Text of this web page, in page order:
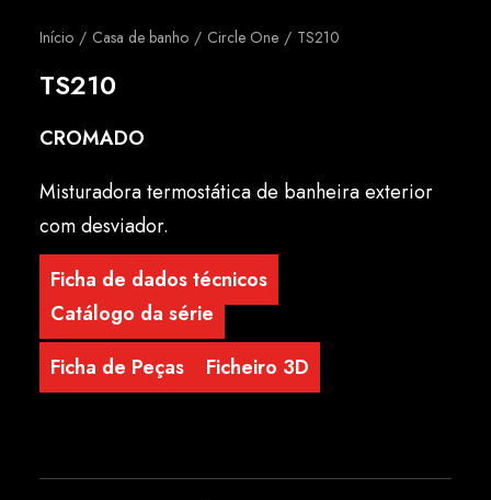
Início Casa de banho Circle One TS210
TS210
CROMADO
Misturadora termostática de banheira exterior
com desviador.
Ficha de dados técnicos
Catálogo da série
Ficha de Peças
Ficheiro 3D